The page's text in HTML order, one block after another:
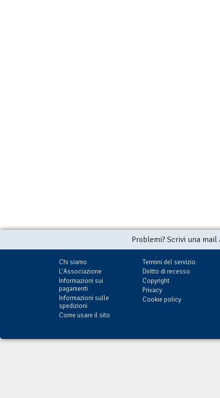
Problemi? Scrivi una
Chi siamo
L'Associazione
Informazioni sui
pagamenti
Informazioni sulle
spedizioni
Come usare il sito
Termini del servizio
Diritto di recesso
Copyright
Privacy
Cookie policy